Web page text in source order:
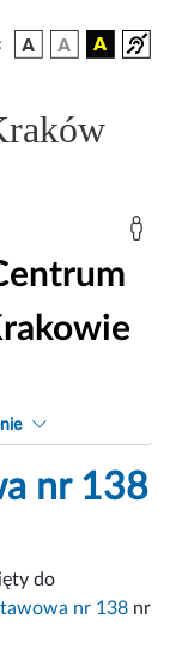
nr 138
do
nr 138 nr